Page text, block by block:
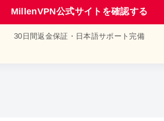
MillenVPN公式サイトを確認する
30日間返金保証・日本語サポート完備